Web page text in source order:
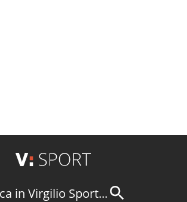
in Virgilio Sport...